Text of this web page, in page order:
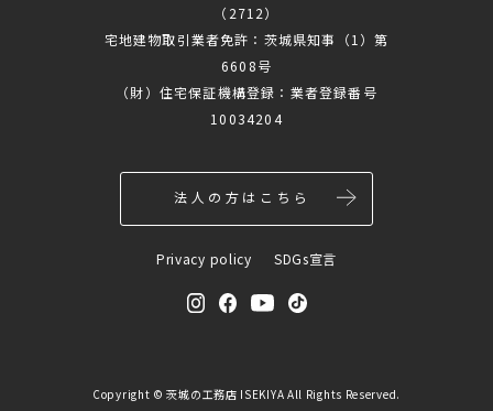
（2712）
宅地建物取引業者免許：茨城県知事（1）第
6608号
（財）住宅保証機構登録：業者登録番号
10034204
法人の方はこちら
Privacy policy SDGs宣言
Copyright ©茨城の工務店 ISEKIYA All Rights Reserved.